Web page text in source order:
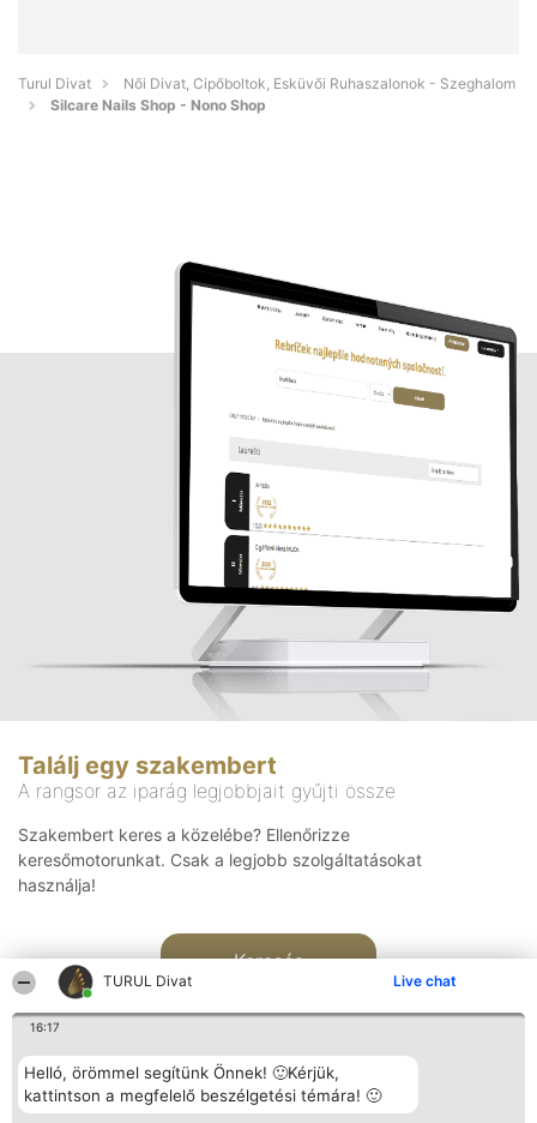
TURUL Divat Live chat
16:17
Helló, örömmel segítünk Önnek! 🙂Kérjük,
kattintson a megfelelő beszélgetési témára! 🙂
Turul Divat
Női Divat, Cipőboltok, Esküvői Ruhaszalonok - Szeghalom
Silcare Nails Shop - Nono Shop
Találj egy szakembert
A rangsor az iparág legjobbjait gyűjti össze
Szakembert keres a közelébe? Ellenőrizze
keresőmotorunkat. Csak a legjobb szolgáltatásokat
használja!
Keresés